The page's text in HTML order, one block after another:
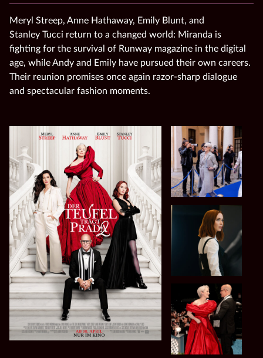
Meryl Streep, Anne Hathaway, Emily Blunt, and
Stanley Tucci return to a changed world: Miranda is
fighting for the survival of Runway magazine in the digital
age, while Andy and Emily have pursued their own careers.
Their reunion promises once again razor‑sharp dialogue
and spectacular fashion moments.